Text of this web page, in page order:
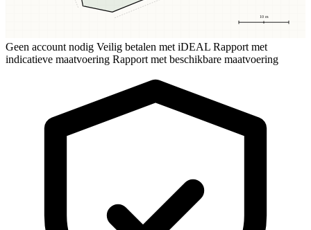
10 m
Geen account nodig Veilig betalen met iDEAL Rapport met
indicatieve maatvoering Rapport met beschikbare maatvoering